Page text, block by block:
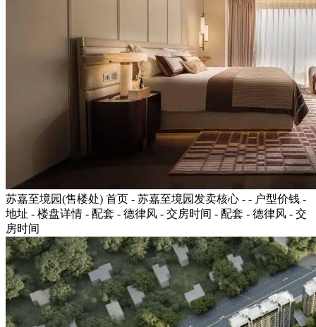
苏嘉至境园(售楼处) 首页 - 苏嘉至境园发卖核心 - - 户型价钱 -
地址 - 楼盘详情 - 配套 - 德律风 - 交房时间 - 配套 - 德律风 - 交
房时间